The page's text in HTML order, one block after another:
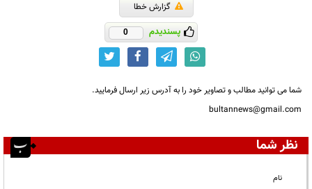
گزارش خطا
پسندیدم 0
شما می توانید مطالب و تصاویر خود را به آدرس زیر ارسال فرمایید.
bultannews@gmail.com
نظر شما
نام